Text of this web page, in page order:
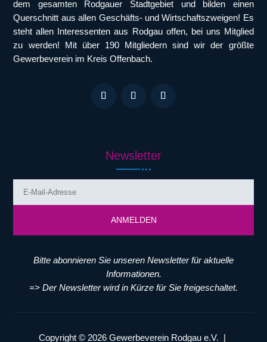
dem gesamten Rodgauer Stadtgebiet und bilden einen
Querschnitt aus allen Geschäfts- und Wirtschaftszweigen! Es
steht allen Interessenten aus Rodgau offen, bei uns Mitglied
zu werden! Mit über 190 Mitgliedern sind wir der größte
Gewerbeverein im Kreis Offenbach.
Newsletter
ANMELDEN
Bitte abonnieren Sie unseren Newsletter für aktuelle
Informationen.
=> Der Newsletter wird in Kürze für Sie freigeschaltet.
Copyright © 2026 Gewerbeverein Rodgau e.V. |